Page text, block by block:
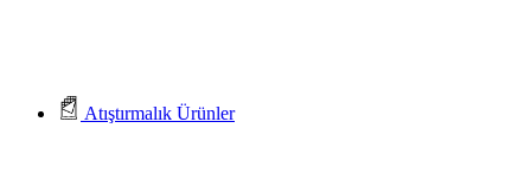
Atıştırmalık Ürünler